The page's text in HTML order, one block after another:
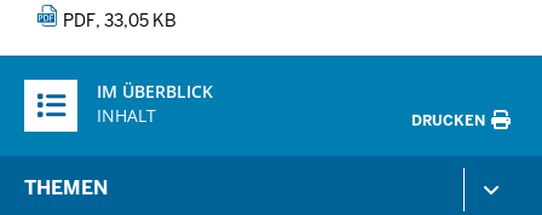
PDF, 33,05 KB
Inhalte
IM ÜBERBLICK
INHALT
DRUCKEN
in
THEMEN